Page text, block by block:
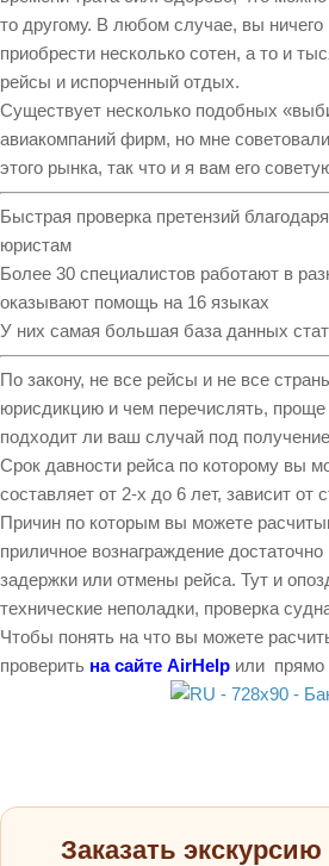
то другому. В любом случае, вы ничего
приобрести несколько сотен, а то и
рейсы и испорченный отдых.
Существует несколько подобных
авиакомпаний фирм, но мне
этого рынка, так что и я вам его
Быстрая проверка претензий
юристам
Более 30 специалистов работают в
оказывают помощь на 16 языках
У них самая большая база данных
По закону, не все рейсы и не все
юрисдикцию и чем перечислять, проще
подходит ли ваш случай под
Срок давности рейса по которому вы
составляет от 2-х до 6 лет, зависит от
Причин по которым вы можете
приличное вознаграждение
задержки или отмены рейса. Тут и
технические неполадки, проверка
Чтобы понять на что вы можете
проверить на сайте AirHelp или прямо
Заказать